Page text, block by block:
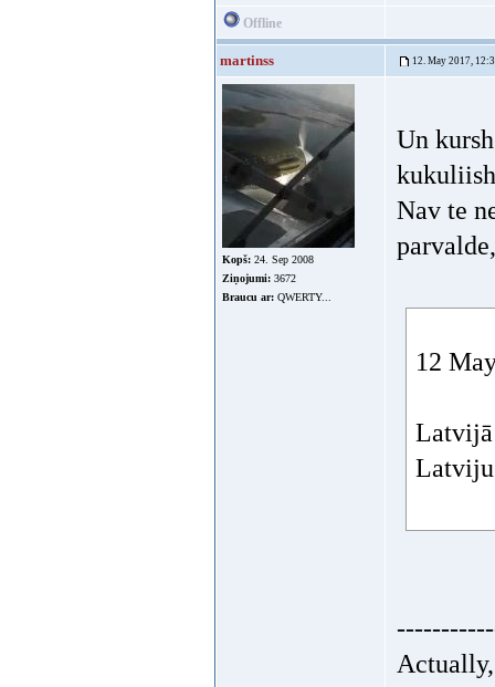
Offline
martinss 12. May 2017,
Kopš: 24. Sep 2008
Ziņojumi: 3672
Braucu ar: QWERTY...
Un
Nav te
12
Latvijā